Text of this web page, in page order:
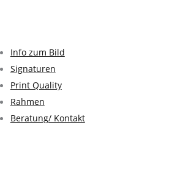
Info zum Bild
Signaturen
Print Quality
Rahmen
Beratung/ Kontakt